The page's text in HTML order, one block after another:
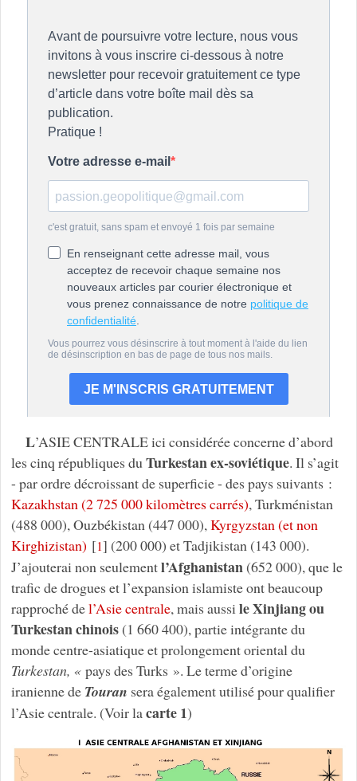
L’ASIE CENTRALE ici considérée concerne d’abord
les cinq républiques du Turkestan ex-soviétique. Il s’agit
- par ordre décroissant de superficie - des pays suivants :
Kazakhstan (2 725 000 kilomètres carrés), Turkménistan
(488 000), Ouzbékistan (447 000), Kyrgyzstan (et non
Kirghizistan) [1] (200 000) et Tadjikistan (143 000).
J’ajouterai non seulementl’Afghanistan (652 000), que le
trafic de drogues et l’expansion islamiste ont beaucoup
rapproché del’Asie centrale, mais aussi le Xinjiang ou
Turkestan chinois (1 660 400), partie intégrante du
monde centre-asiatique et prolongement oriental du
Turkestan, « pays des Turks ». Le terme d’origine
iranienne de Touran sera également utilisé pour qualifier
l’Asie centrale. (Voir lacarte 1)